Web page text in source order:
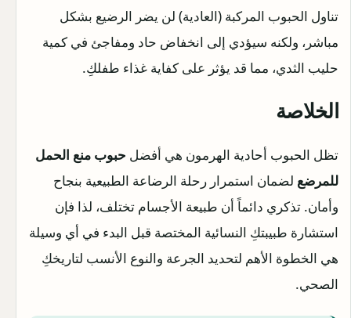
تناول الحبوب المركبة (العادية) لن يضر الرضيع بشكل
مباشر، ولكنه سيؤدي إلى انخفاض حاد ومفاجئ في كمية
حليب الثدي، مما قد يؤثر على كفاية غذاء طفلكِ.
الخلاصة
تظل الحبوب أحادية الهرمون هي أفضل حبوب منع الحمل
للمرضع لضمان استمرار رحلة الرضاعة الطبيعية بنجاح
وأمان. تذكري دائماً أن طبيعة الأجسام تختلف، لذا فإن
استشارة طبيبتكِ النسائية المختصة قبل البدء في أي وسيلة
هي الخطوة الأهم لتحديد الجرعة والنوع الأنسب لتاريخكِ
الصحي.